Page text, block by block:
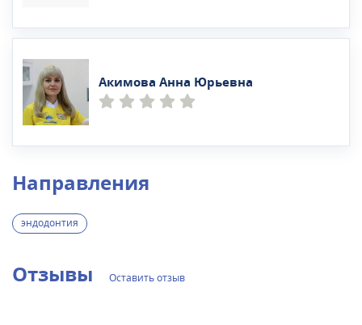
Акимова Анна Юрьевна
Направления
эндодонтия
Отзывы Оставить отзыв